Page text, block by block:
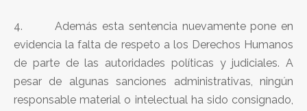
4. Además esta sentencia nuevamente pone en
evidencia la falta de respeto a los Derechos Humanos
de parte de las autoridades políticas y judiciales. A
pesar de algunas sanciones administrativas, ningún
responsable material o intelectual ha sido consignado,